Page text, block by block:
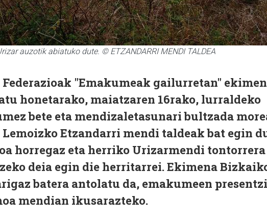
auzotik abiatuko dute. © ETZANDARRI MENDI TALDEA
"Emakumeak gailurretan"
honetarako, maiatzaren 16rako, lurraldeko
bete eta mendizaletasunari bultzada
Lemoizko Etzandarri mendi taldeak bat egin
horregaz eta herriko Urizarmendi tontorrera
deia egin die herritarrei. Ekimena
batera antolatu da, emakumeen
mendian ikusarazteko.